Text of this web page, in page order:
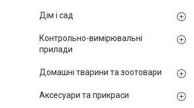
Дім і сад
Контрольно-вимірювальні
прилади
Домашні тварини та зоотовари
Аксесуари та прикраси